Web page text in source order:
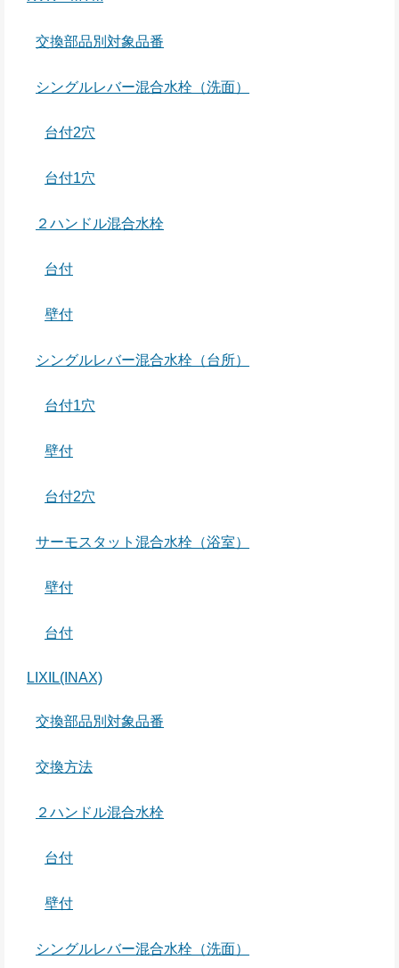
交換部品別対象品番
シングルレバー混合水栓（洗面）
台付2穴
台付1穴
２ハンドル混合水栓
台付
壁付
シングルレバー混合水栓（台所）
台付1穴
壁付
台付2穴
サーモスタット混合水栓（浴室）
壁付
台付
LIXIL(INAX)
交換部品別対象品番
交換方法
２ハンドル混合水栓
台付
壁付
シングルレバー混合水栓（洗面）